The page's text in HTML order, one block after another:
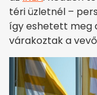
téri üzletnél –
így eshetett meg
várakoztak a